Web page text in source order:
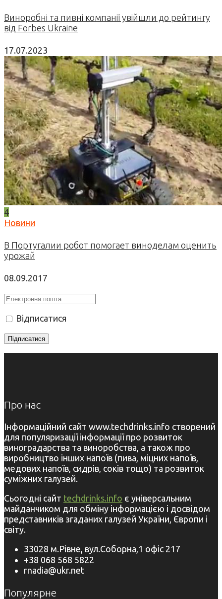
Виноробні та пивні компанії увійшли до рейтингу
від Forbes Ukraine
17.07.2023
4
Новини
В Португалии робот помогает виноделам оценить
урожай
08.09.2017
Відписатися
Про нас
Інформаційний сайт www.techdrinks.info створений
для популяризації інформації про розвиток
виноградарства та виноробства, а також про
виробництво інших напоїв (пива, міцних напоїв,
медових напоїв, сидрів, соків тощо) та розвиток
суміжних галузей.
Сьогодні сайт techdrinks.info є універсальним
майданчиком для обміну інформацією і досвідом
представників згаданих галузей України, Європи і
світу.
33028 м.Рівне, вул.Соборна,1 офіс 217
+38 068 568 5822
rnadia@ukr.net
Популярне